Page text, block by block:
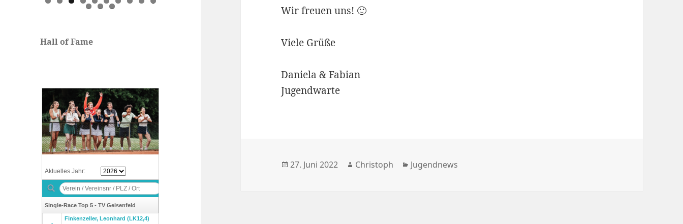
0
1 2 3
Hall of Fame
Wir freuen uns! 🙂
Viele Grüße
Daniela & Fabian
Jugendwarte
Veröffentlicht
27. Juni 2022 Autor
Christoph Kategorien
Jugendnews